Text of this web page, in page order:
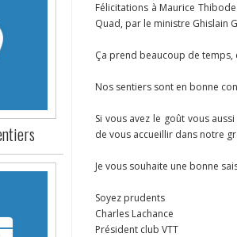
Félicitations à Maurice
Quad, par le ministre Ghislain
Ça prend beaucoup de temps,
Nos sentiers sont en bonne
Si vous avez le goût vous
de vous accueillir dans notre
Je vous souhaite une bonne
Soyez prudents
Charles Lachance
Président club VTT